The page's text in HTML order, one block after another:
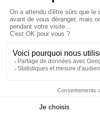
DIRECT À NOTRE-DAME
Paris
17/04/2022
Ce Dimanche de
de la cathédrale Notre-
Résu...